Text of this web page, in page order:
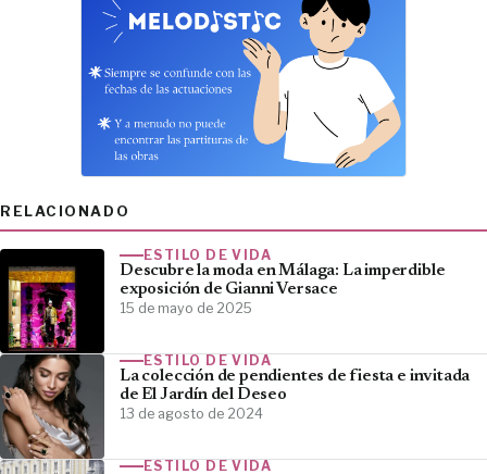
RELACIONADO
ESTILO DE VIDA
Descubre la moda en Málaga: La imperdible
exposición de Gianni Versace
15 de mayo de 2025
ESTILO DE VIDA
La colección de pendientes de fiesta e invitada
de El Jardín del Deseo
13 de agosto de 2024
ESTILO DE VIDA